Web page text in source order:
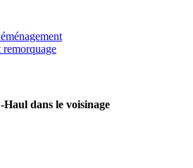
remorquage
dans le voisinage